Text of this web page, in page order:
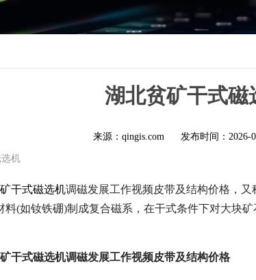
湖北贫矿干式磁
来源：qingis.com 发布时间： 2026-
机
干式磁选机调磁发展工作视频皮带及结构价格，
(如钕铁硼)制成复合磁系，在干式条件下对大块
干式磁选机调磁发展工作视频皮带及结构价格